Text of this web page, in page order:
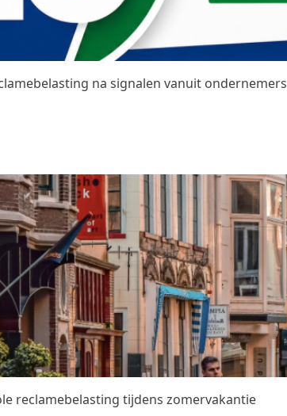
na signalen vanuit ondernemers
reclamebelasting tijdens zomervakantie